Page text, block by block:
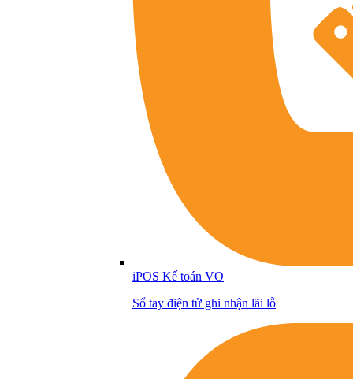
iPOS Kế toán VO
Sổ tay điện tử ghi nhận lãi lỗ